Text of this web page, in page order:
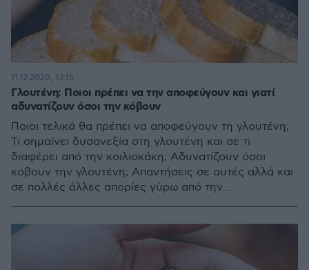
Γλουτένη: Ποιοι πρέπει να την αποφεύγουν και γιατί
αδυνατίζουν όσοι την κόβουν
Ποιοι τελικά θα πρέπει να αποφεύγουν τη γλουτένη;
Τι σημαίνει δυσανεξία στη γλουτένη και σε τι
διαφέρει από την κοιλιοκάκη; Αδυνατίζουν όσοι
κόβουν την γλουτένη; Απαντήσεις σε αυτές αλλά και
σε πολλές άλλες απορίες γύρω από την
Διατροφολόγος
11.12.2020, 13:15